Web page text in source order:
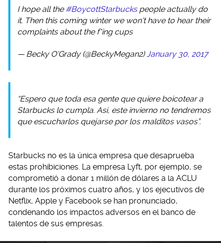
I hope all the #BoycottStarbuckspeople actually do
it. Then this coming winter we won't have to hear their
complaints about the f*ing cups
— Becky O'Grady (@BeckyMegan2)January 30, 2017
“Espero que toda esa gente que quiere boicotear a
Starbucks lo cumpla. Así, este invierno no tendremos
que escucharlos quejarse por los malditos vasos”.
Starbucks no es la única empresa que desaprueba
estas prohibiciones. La empresa Lyft, por ejemplo, se
comprometió a donar 1 millón de dólares a la ACLU
durante los próximos cuatro años, y los ejecutivos de
Netflix, Apple y Facebook se han pronunciado,
condenando los impactos adversos en el banco de
talentos de sus empresas.